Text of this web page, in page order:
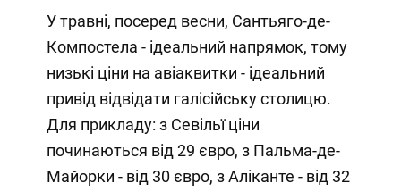
У травні, посеред весни, Сантьяго-де-
Компостела - ідеальний напрямок, тому
низькі ціни на авіаквитки - ідеальний
привід відвідати галісійську столицю.
Для прикладу: з Севільї ціни
починаються від 29 євро, з Пальма-де-
Майорки - від 30 євро, з Аліканте - від 32